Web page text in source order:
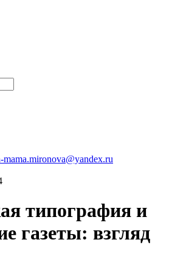
mama.mironova@yandex.ru
типография и
газеты: взгляд